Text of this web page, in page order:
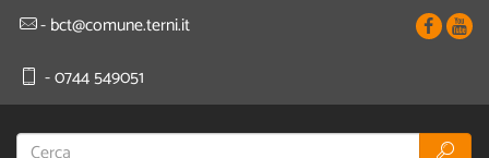
- bct@comune.terni.it
- 0744 549051